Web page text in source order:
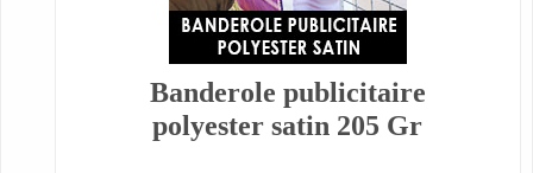
Banderole publicitaire
polyester satin 205 Gr